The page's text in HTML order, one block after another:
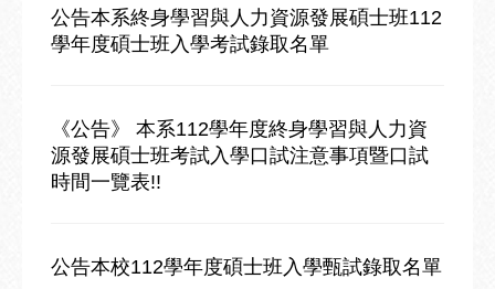
公告本系終身學習與人力資源發展碩士班112
學年度碩士班入學考試錄取名單
《公告》 本系112學年度終身學習與人力資
源發展碩士班考試入學口試注意事項暨口試
時間一覽表!!
公告本校112學年度碩士班入學甄試錄取名單